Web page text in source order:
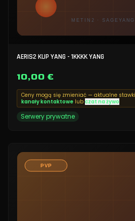
AERIS2 KUP YANG - 1KKKK YANG
10,00 €
Ceny mogą się zmieniać — aktualne
kanały kontaktowe lub czat na żywo
Serwery prywatne